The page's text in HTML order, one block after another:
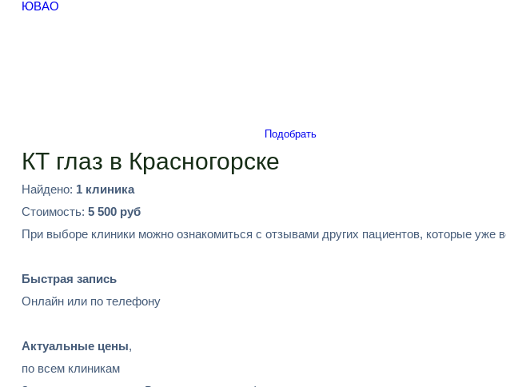
ЮВАО
Подобрать
КТ глаз в Красногорске
Найдено: 1 клиника
Стоимость: 5 500 руб
При выборе клиники можно ознакомиться с отзывами других пациентов, которые уже
Быстрая запись
Онлайн или по телефону
Актуальные цены,
по всем клиникам